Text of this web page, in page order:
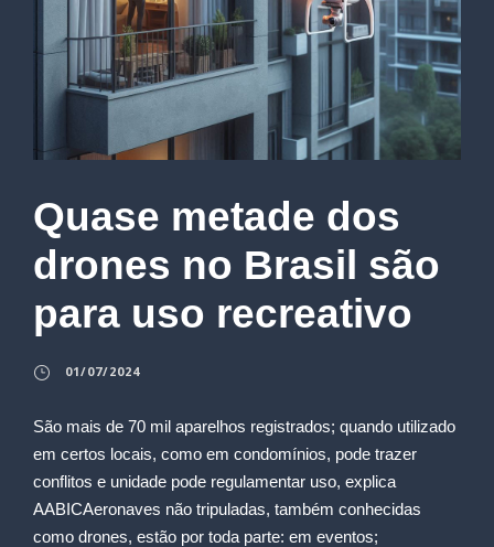
Quase metade dos
drones no Brasil são
para uso recreativo
01/07/2024
São mais de 70 mil aparelhos registrados; quando utilizado
em certos locais, como em condomínios, pode trazer
conflitos e unidade pode regulamentar uso, explica
AABICAeronaves não tripuladas, também conhecidas
como drones, estão por toda parte: em eventos;